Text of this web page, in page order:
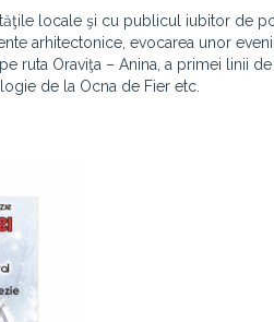
locale şi cu publicul iubitor de
arhitectonice, evocarea unor
ruta Oraviţa – Anina, a primei linii
de la Ocna de Fier etc.